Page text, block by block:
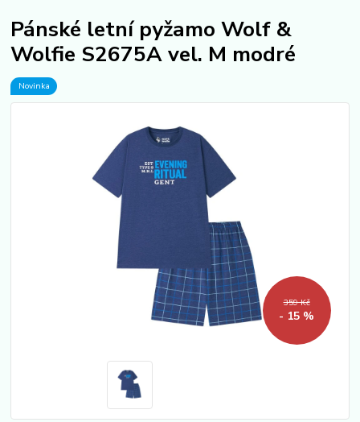
Pánské letní pyžamo Wolf &
Wolfie S2675A vel. M modré
Novinka
359 Kč
- 15 %